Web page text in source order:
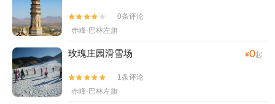


0条评论
赤峰·巴林左旗
玫瑰庄园滑雪场 ¥0起


1条评论
赤峰·巴林左旗